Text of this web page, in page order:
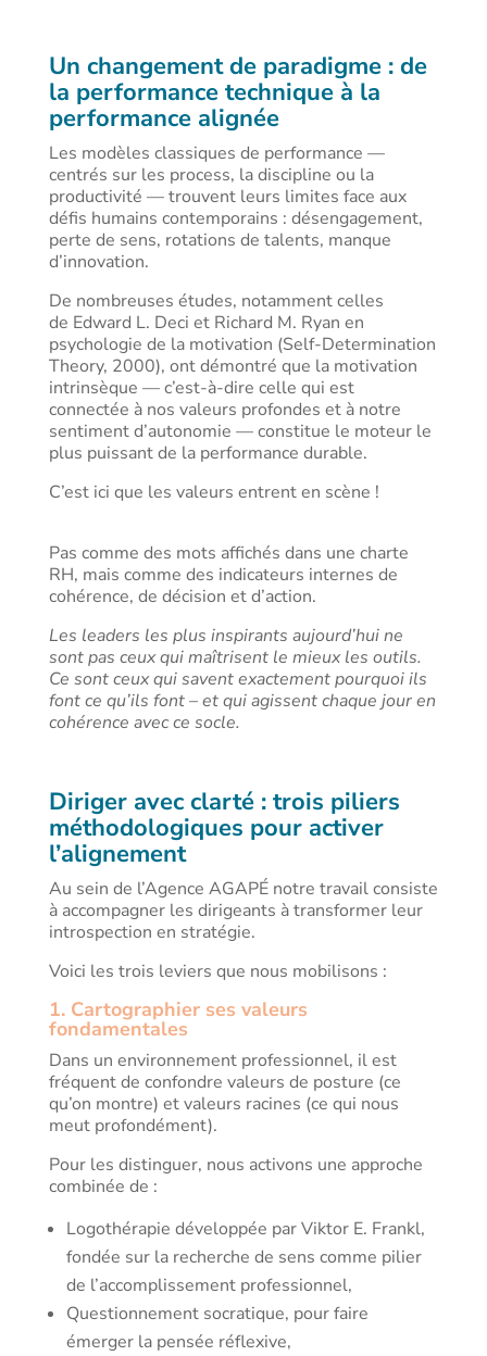
Un changement de paradigme : de
la performance technique à la
performance alignée
Les modèles classiques de performance —
centrés sur les process, la discipline ou la
productivité — trouvent leurs limites face aux
défis humains contemporains : désengagement,
perte de sens, rotations de talents, manque
d’innovation.
De nombreuses études, notamment celles
de Edward L. Deci et Richard M. Ryan en
psychologie de la motivation (Self-Determination
Theory, 2000), ont démontré que la motivation
intrinsèque — c’est-à-dire celle qui est
connectée à nos valeurs profondes et à notre
sentiment d’autonomie — constitue le moteur le
plus puissant de la performance durable.
C’est ici que les valeurs entrent en scène !
Pas comme des mots affichés dans une charte
RH, mais comme des indicateurs internes de
cohérence, de décision et d’action.
Les leaders les plus inspirants aujourd’hui ne
sont pas ceux qui maîtrisent le mieux les outils.
Ce sont ceux qui savent exactement pourquoi ils
font ce qu’ils font – et qui agissent chaque jour en
cohérence avec ce socle.
Diriger avec clarté : trois piliers
méthodologiques pour activer
l’alignement
Au sein de l’Agence AGAPÉ notre travail consiste
à accompagner les dirigeants à transformer leur
introspection en stratégie.
Voici les trois leviers que nous mobilisons :
1. Cartographier ses valeurs
fondamentales
Dans un environnement professionnel, il est
fréquent de confondre valeurs de posture (ce
qu’on montre) et valeurs racines (ce qui nous
meut profondément).
Pour les distinguer, nous activons une approche
combinée de :
Logothérapie développée par Viktor E. Frankl,
fondée sur la recherche de sens comme pilier
de l’accomplissement professionnel,
Questionnement socratique, pour faire
émerger la pensée réflexive,